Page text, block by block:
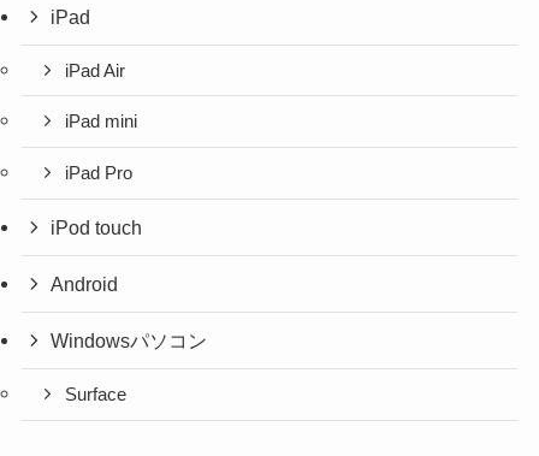
iPad
iPad Air
iPad mini
iPad Pro
iPod touch
Android
Windowsパソコン
Surface